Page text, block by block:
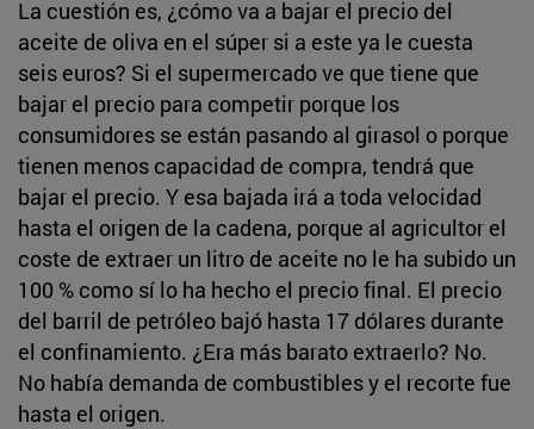
La cuestión es, ¿cómo va a bajar el precio del
aceite de oliva en el súper si a este ya le cuesta
seis euros? Si el supermercado ve que tiene que
bajar el precio para competir porque los
consumidores se están pasando al girasol o porque
tienen menos capacidad de compra, tendrá que
bajar el precio. Y esa bajada irá a toda velocidad
hasta el origen de la cadena, porque al agricultor el
coste de extraer un litro de aceite no le ha subido un
100 % como sí lo ha hecho el precio final. El precio
del barril de petróleo bajó hasta 17 dólares durante
el confinamiento. ¿Era más barato extraerlo? No.
No había demanda de combustibles y el recorte fue
hasta el origen.